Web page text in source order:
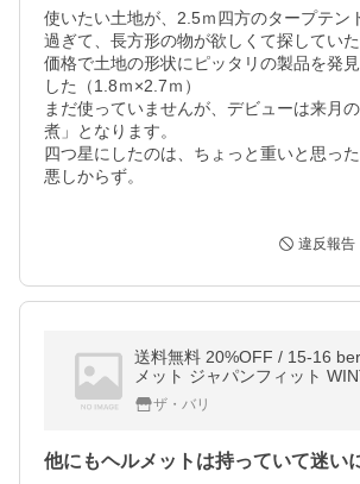
使いたい土地が、2.5ｍ四方のタープテン
過ぎて、長方形の物が欲しくて探してい
価格で土地の形状にピッタリの製品を発
した（1.8ｍ×2.7ｍ）
まだ使っていませんが、デビューは来月
煮」となります。
四つ星にしたのは、ちょっと重いと思っ
悪しからず。
違反報告
送料無料 20%OFF / 15-16
メット ジャパンフィット
ウィンターモデル WATTS ワ
ザ・バリ